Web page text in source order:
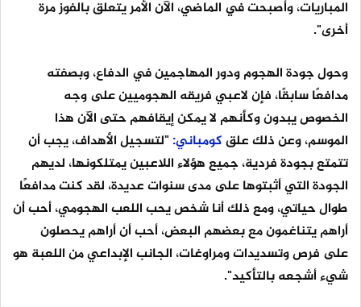
المباريات، وأصبحت في الماضي، الآن الأمر يتعلق بالفوز مرة
أخرى".
وحول جودة الهجوم ودور المهاجمين في الدفاع، وبصفته
مدافعًا سابقًا، فإن لاعبي فريقه الهجوميين على وجه
الخصوص يبدون وكأنهم لا يمكن إيقافهم حتى الآن هذا
الموسم، وعن ذلك علقكومباني: "لتسجيل الأهداف، يجب أن
تتمتع بجودة فردية، جميع هؤلاء اللاعبين يمتلكونها، لديهم
الجودة التي أثبتوها على مدى سنوات عديدة، لقد كنت مدافعًا
طوال حياتي، ومع ذلك أنا شخص يحب اللعب الهجومي، أحب أن
أراهم يتناغمون مع بعضهم البعض، أحب أن أراهم يحصلون
على فرص وتسديدات ومراوغات، الجانب الإبداعي من اللعبة هو
شيء أشجعه بالتأكيد".